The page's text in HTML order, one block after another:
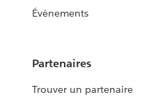
Événements
Partenaires
Trouver un partenaire